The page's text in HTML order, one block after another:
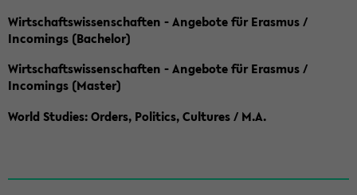
Wirtschaftswissenschaften - Angebote für Erasmus /
Incomings (Bachelor)
Wirtschaftswissenschaften - Angebote für Erasmus /
Incomings (Master)
World Studies: Orders, Politics, Cultures / M.A.